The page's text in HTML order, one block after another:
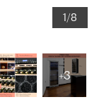
1/8
+3